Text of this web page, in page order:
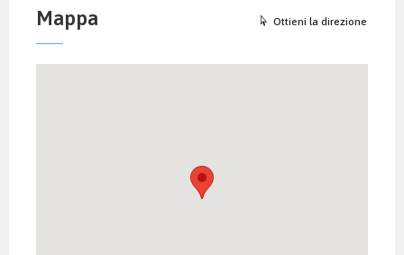
Mappa Ottieni la direzione